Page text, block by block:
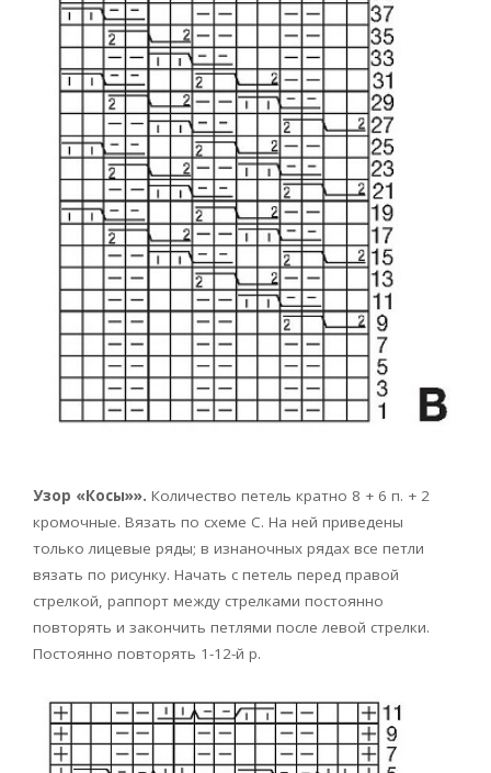
Узор «Косы»». Количество петель кратно 8 + 6 п. + 2
кромочные. Вязать по схеме С. На ней приведены
только лицевые ряды; в изнаночных рядах все петли
вязать по рисунку. Начать с петель перед правой
стрелкой, раппорт между стрелками постоянно
повторять и закончить петлями после левой стрелки.
Постоянно повторять 1-12-й р.